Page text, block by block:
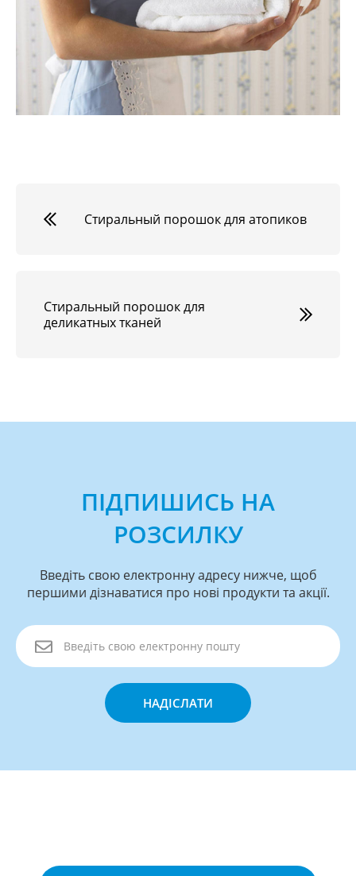
Стиральный порошок для атопиков
Стиральный порошок для
деликатных тканей
ПІДПИШИСЬ НА
РОЗСИЛКУ
Введіть свою електронну адресу нижче, щоб
першими дізнаватися про нові продукти та акції.
НАДІСЛАТИ